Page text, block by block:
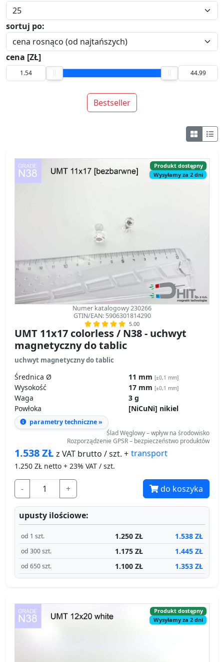
sortuj po:
cena [ZŁ]
Bestseller
Produkt dostępny
Wysyłamy za 2 dni
Numer katalogowy 230266
GTIN/EAN: 5906301814290
5.00
UMT 11x17 colorless / N38 - uchwyt
magnetyczny do tablic
uchwyt magnetyczny do tablic
Średnica Ø 11 mm [±0,1 mm]
Wysokość 17 mm [±0,1 mm]
Waga
3 g
Powłoka
[NiCuNi] nikiel
parametry techniczne »
Ślad Węglowy – wpływ na środowisko
Rozporządzenie GPSR – bezpieczeństwo produktów
1.538ZŁ z VAT brutto / szt. + transport
1.250 ZŁ netto + 23% VAT / szt.
- + do koszyka
upusty ilościowe:
od 1 szt. 1.250 ZŁ 1.538 ZŁ
od 300 szt. 1.175 ZŁ 1.445 ZŁ
od 650 szt. 1.100 ZŁ 1.353 ZŁ
Produkt dostępny
Wysyłamy za 2 dni